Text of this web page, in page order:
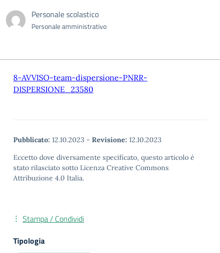
Personale scolastico
Personale amministrativo
8-AVVISO-team-dispersione-PNRR-
DISPERSIONE_23580
Pubblicato: 12.10.2023 - Revisione: 12.10.2023
Eccetto dove diversamente specificato, questo articolo è
stato rilasciato sotto Licenza Creative Commons
Attribuzione 4.0 Italia.
Stampa / Condividi
Tipologia